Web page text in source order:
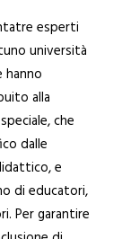
esperti
università
hanno
alla
che
dalle
e
di educatori,
Per garantire